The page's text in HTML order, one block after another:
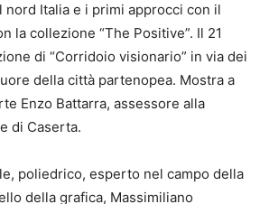
nord Italia e i primi approcci con il
la collezione “The Positive”. Il 21
di “Corridoio visionario” in via dei
della città partenopea. Mostra a
Enzo Battarra, assessore alla
di Caserta.
poliedrico, esperto nel campo della
della grafica, Massimiliano